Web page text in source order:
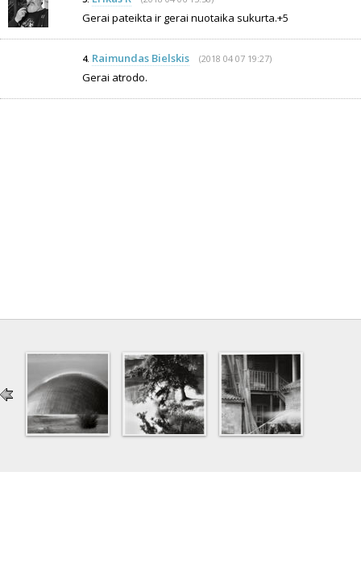
Gerai pateikta ir gerai nuotaika sukurta.+5
4. Raimundas Bielskis (2018 04 07 19:27)
Gerai atrodo.